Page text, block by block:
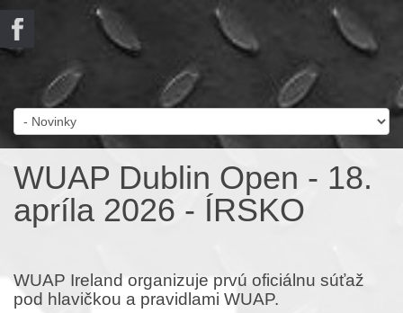
WUAP Dublin Open - 18.
apríla 2026 - ÍRSKO
WUAP Ireland organizuje prvú oficiálnu súťaž
pod hlavičkou a pravidlami WUAP.